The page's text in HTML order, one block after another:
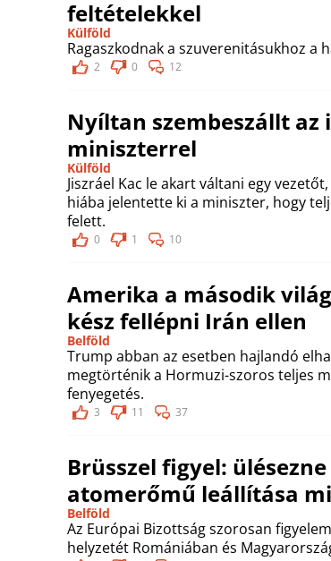
feltételekkel
Külföld
Ragaszkodnak a szuverenitásukhoz a
2 0 12
Nyíltan szembeszállt
miniszterrel
Külföld
Jiszráel Kac le akart váltani egy
hiába jelentette ki a miniszter, hogy
felett.
0 1 10
Amerika a második
kész fellépni Irán ellen
Belföld
Trump abban az esetben hajlandó
megtörténik a Hormuzi-szoros teljes
fenyegetés.
3 11 37
Brüsszel figyel:
atomerőmű leállítása
Belföld
Az Európai Bizottság szorosan
helyzetét Romániában és